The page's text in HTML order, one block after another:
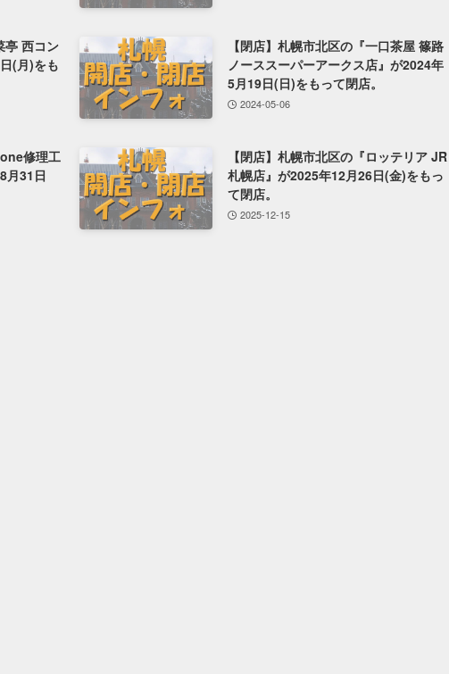
亭 西コン
(月)をも
【閉店】札幌市北区の『一口茶屋 篠路
ノーススーパーアークス店』が2024年
5月19日(日)をもって閉店。
2024-05-06
修理工
月31日
【閉店】札幌市北区の『ロッテリア JR
札幌店』が2025年12月26日(金)をもっ
て閉店。
2025-12-15